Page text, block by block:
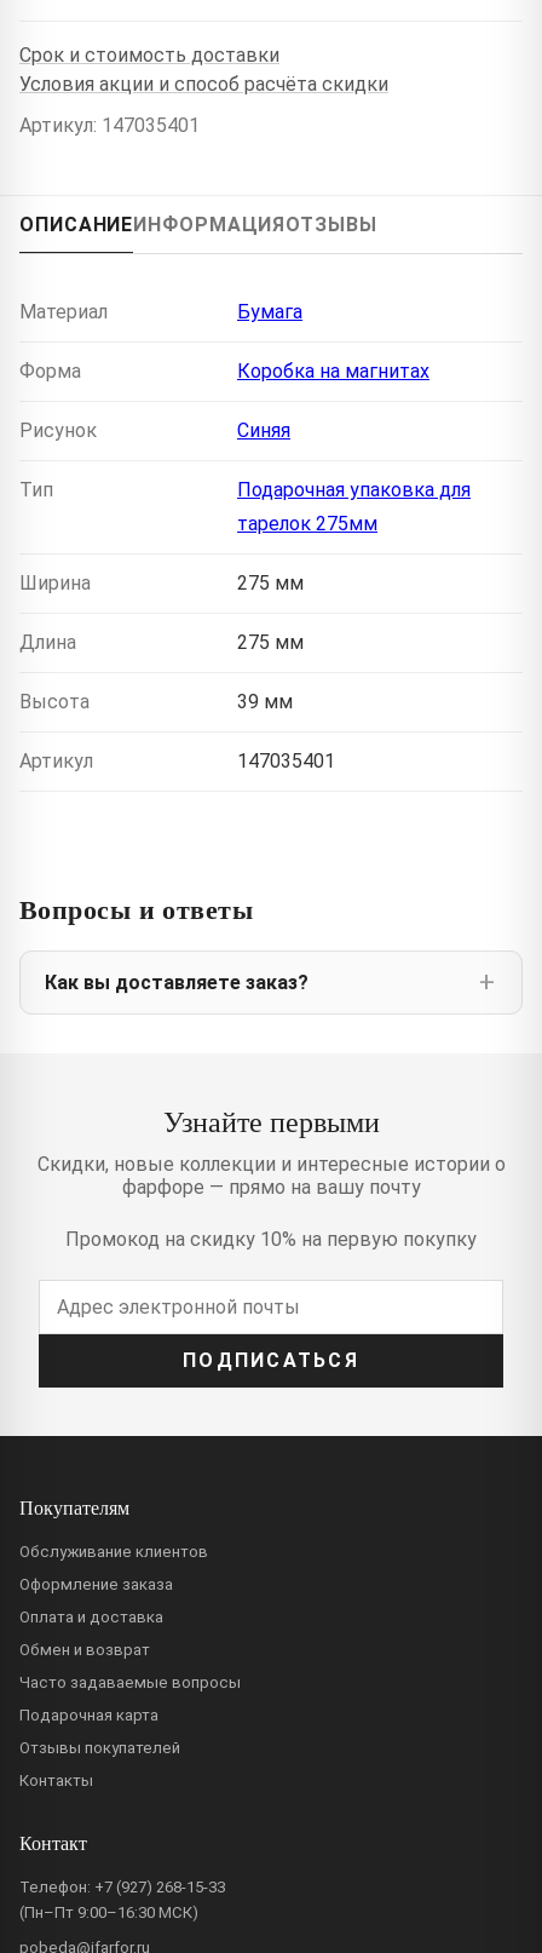
Срок и стоимость доставки
Условия акции и способ расчёта скидки
Артикул: 147035401
ОПИСАНИЕИНФОРМАЦИЯОТЗЫВЫ
Материал Бумага
Форма Коробка на магнитах
Рисунок Синяя
Тип
Подарочная упаковка для
тарелок 275мм
Ширина 275 мм
Длина 275 мм
Высота 39 мм
Артикул 147035401
Вопросы и ответы
Как вы доставляете заказ?
Узнайте первыми
Скидки, новые коллекции и интересные истории о
фарфоре — прямо на вашу почту
Промокод на скидку 10% на первую покупку
ПОДПИСАТЬСЯ
Покупателям
Обслуживание клиентов
Оформление заказа
Оплата и доставка
Обмен и возврат
Часто задаваемые вопросы
Подарочная карта
Отзывы покупателей
Контакты
Контакт
Телефон: +7 (927) 268-15-33
(Пн–Пт 9:00–16:30 МСК)
pobeda@ifarfor.ru